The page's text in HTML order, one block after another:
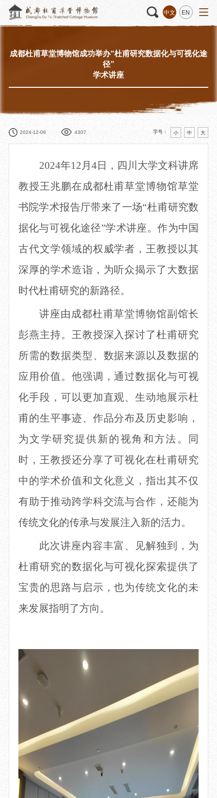
中文 EN
请
“人日游草堂”系列文化活动
中国传统节庆活动
数字资源
捐赠名录
文创 杜甫草堂文创馆
数字文创
草堂艺术中心
文创咨询
景点 正门
诗史堂
工部祠
少陵草堂碑亭
草堂影壁
万佛楼
草堂书院
成都杜甫草堂博物馆成功举办“杜甫研究数据化与可视化途
径”
学术讲座
2024-12-06 4307 字号： 小 中 大
2024年12月4日，四川大学文科讲席
教授王兆鹏在成都杜甫草堂博物馆草堂
书院学术报告厅带来了一场“杜甫研究数
据化与可视化途径”学术讲座。作为中国
古代文学领域的权威学者，王教授以其
深厚的学术造诣，为听众揭示了大数据
时代杜甫研究的新路径。
讲座由成都杜甫草堂博物馆副馆长
彭燕主持。王教授深入探讨了杜甫研究
所需的数据类型、数据来源以及数据的
应用价值。他强调，通过数据化与可视
化手段，可以更加直观、生动地展示杜
甫的生平事迹、作品分布及历史影响，
为文学研究提供新的视角和方法。同
时，王教授还分享了可视化在杜甫研究
中的学术价值和文化意义，指出其不仅
有助于推动跨学科交流与合作，还能为
传统文化的传承与发展注入新的活力。
此次讲座内容丰富、见解独到，为
杜甫研究的数据化与可视化探索提供了
宝贵的思路与启示，也为传统文化的未
来发展指明了方向。